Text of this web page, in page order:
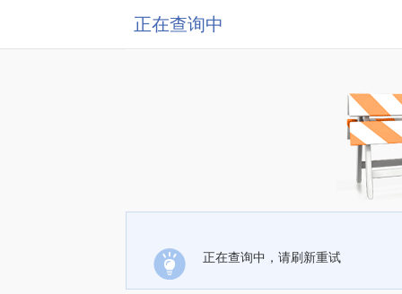
正在查询中
正在查询中，请刷新重试